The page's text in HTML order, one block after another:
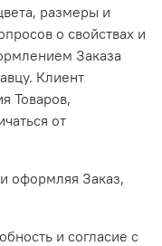
размеры и
о свойствах и
Заказа
Клиент
Товаров,
от
оформляя Заказ,
и согласие с